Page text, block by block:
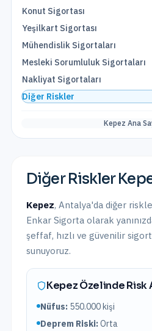
Konut Sigortası
Yeşilkart Sigortası
Mühendislik Sigortaları
Mesleki Sorumluluk Sigortaları
Nakliyat Sigortaları
Diğer Riskler
Kepez Ana
Diğer Riskler
Kepez, Antalya'da diğer
Enkar Sigorta olarak
şeffaf, hızlı ve güvenilir
sunuyoruz.
KepezÖzelinde Risk
Nüfus: 550.000kişi
Deprem Riski:Orta